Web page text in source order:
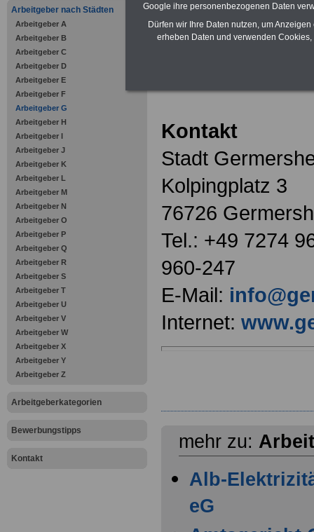
Arbeitgeber nach Städten
Arbeitgeber A
Arbeitgeber B
Arbeitgeber C
Arbeitgeber D
Arbeitgeber E
Arbeitgeber F
Arbeitgeber G
Arbeitgeber H
Arbeitgeber I
Arbeitgeber J
Arbeitgeber K
Arbeitgeber L
Arbeitgeber M
Arbeitgeber N
Arbeitgeber O
Arbeitgeber P
Arbeitgeber Q
Arbeitgeber R
Arbeitgeber S
Arbeitgeber T
Arbeitgeber U
Arbeitgeber V
Arbeitgeber W
Arbeitgeber X
Arbeitgeber Y
Arbeitgeber Z
Arbeitgeberkategorien
Bewerbungstipps
Kontakt
Kontakt
Stadt
Kolpingplatz 3
76726
Tel.: +49 7274
960-247
E-Mail:
Internet:
mehr zu:
Alb-
eG
Google ihre personenbezogenen Daten
Dürfen wir Ihre Daten nutzen, um
erheben Daten und verwenden